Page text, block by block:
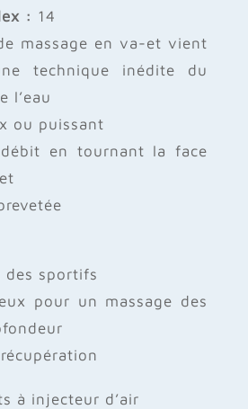
: 14
massage en va-et vient
technique inédite du
l’eau
ou puissant
en tournant la face
des sportifs
pour un massage des
à injecteur d’air